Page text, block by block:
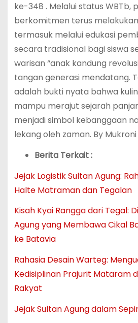
ke-348 . Melalui status WBTb,
berkomitmen terus
termasuk melalui edukasi
secara tradisional bagi siswa
warisan “anak kandung
tangan generasi mendatang.
adalah bukti nyata bahwa
mampu merajut sejarah
menjadi simbol kebanggaan
lekang oleh zaman. By Mukroni
Berita Terkait :
Jejak Logistik Sultan Agung:
Halte Matraman dan Tegalan
Kisah Kyai Rangga dari Tegal:
Agung yang Membawa Cikal
ke Batavia
Rahasia Desain Warteg:
Kedisiplinan Prajurit Mataram
Rakyat
Jejak Sultan Agung dalam